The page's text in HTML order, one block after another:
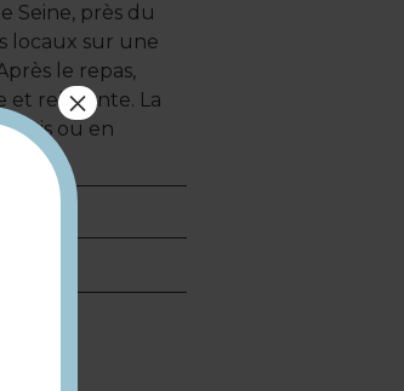
Seine, près du
locaux sur une
le repas,
relaxante. La
amis ou en
×